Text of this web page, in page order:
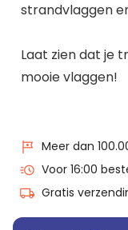
strandvlaggen
Laat zien dat je
mooie vlaggen!
Meer dan
Voor 16:00
Gratis